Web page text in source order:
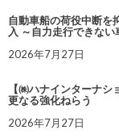
自動車船の荷役中断を
入 ～自力走行できな
2026年7月27日
【㈱ハナインターナ
更なる強化ねらう
2026年7月27日